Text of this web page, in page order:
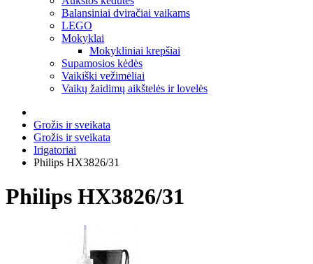
Balansiniai dviračiai vaikams
LEGO
Mokyklai
Mokykliniai krepšiai
Supamosios kėdės
Vaikiški vežimėliai
Vaikų žaidimų aikštelės ir lovelės
Grožis ir sveikata
Grožis ir sveikata
Irigatoriai
Philips HX3826/31
Philips HX3826/31